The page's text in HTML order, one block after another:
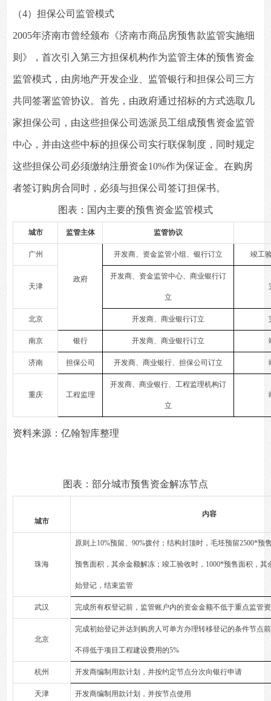
（4）担保公司监管模式
2005年济南市曾经颁布《济南市商品房预售款监管实施细
则》，首次引入第三方担保机构作为监管主体的预售资金
监管模式，由房地产开发企业、监管银行和担保公司三方
共同签署监管协议。首先，由政府通过招标的方式选取几
家担保公司，由这些担保公司选派员工组成预售资金监管
中心，并由这些中标的担保公司实行联保制度，同时规定
这些担保公司必须缴纳注册资金10%作为保证金。在购房
者签订购房合同时，必须与担保公司签订担保书。
图表：国内主要的预售资金监管模式
城市 监管主体 监管协议
广州
政府
开发商、资金监管小组、银行订立 竣工
天津
开发商、资金监管中心、商业银行订
立
北京 开发商、商业银行订立
南京 银行 开发商、商业银行订立
济南 担保公司 开发商、商业银行、担保公司订立
重庆 工程监理
开发商、商业银行、工程监理机构订
立
资料来源：亿翰智库整理
图表：部分城市预售资金解冻节点
城市
内容
珠海
原则上10%预留、90%拨付；结构封顶时，毛坯预留2500*预
预售面积，其余金额解冻；竣工验收时，1000*预售面积，其
始登记，结束监管
武汉 完成所有权登记前，监管账户内的资金金额不低于重点监管
北京
完成初始登记并达到购房人可单方办理转移登记的条件节点
不得低于项目工程建设费用的5%
杭州 开发商编制用款计划，并按约定节点分次向银行申请
天津 开发商编制用款计划，并按节点使用